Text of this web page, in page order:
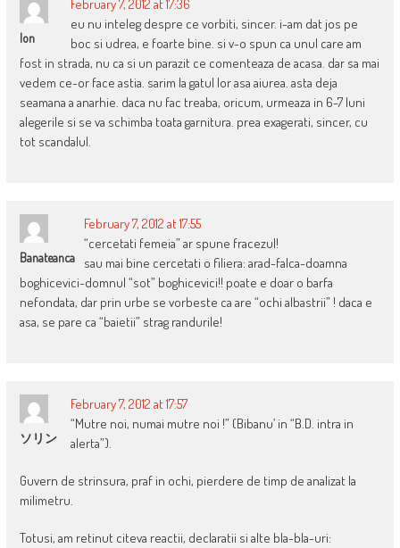
Ion
February 7, 2012 at 17:36
eu nu inteleg despre ce vorbiti, sincer. i-am dat jos pe
boc si udrea, e foarte bine. si v-o spun ca unul care am
fost in strada, nu ca si un parazit ce comenteaza de acasa. dar sa mai
vedem ce-or face astia. sarim la gatul lor asa aiurea. asta deja
seamana a anarhie. daca nu fac treaba, oricum, urmeaza in 6-7 luni
alegerile si se va schimba toata garnitura. prea exagerati, sincer, cu
tot scandalul.
Banateanca
February 7, 2012 at 17:55
“cercetati femeia” ar spune fracezul!
sau mai bine cercetati o filiera: arad-falca-doamna
boghicevici-domnul “sot” boghicevici!! poate e doar o barfa
nefondata, dar prin urbe se vorbeste ca are “ochi albastrii” ! daca e
asa, se pare ca “baietii” strag randurile!
ソリン
February 7, 2012 at 17:57
“Mutre noi, numai mutre noi !” (Bibanu’ in “B.D. intra in
alerta”).
Guvern de strinsura, praf in ochi, pierdere de timp de analizat la
milimetru.
Totusi, am retinut citeva reactii, declaratii si alte bla-bla-uri: